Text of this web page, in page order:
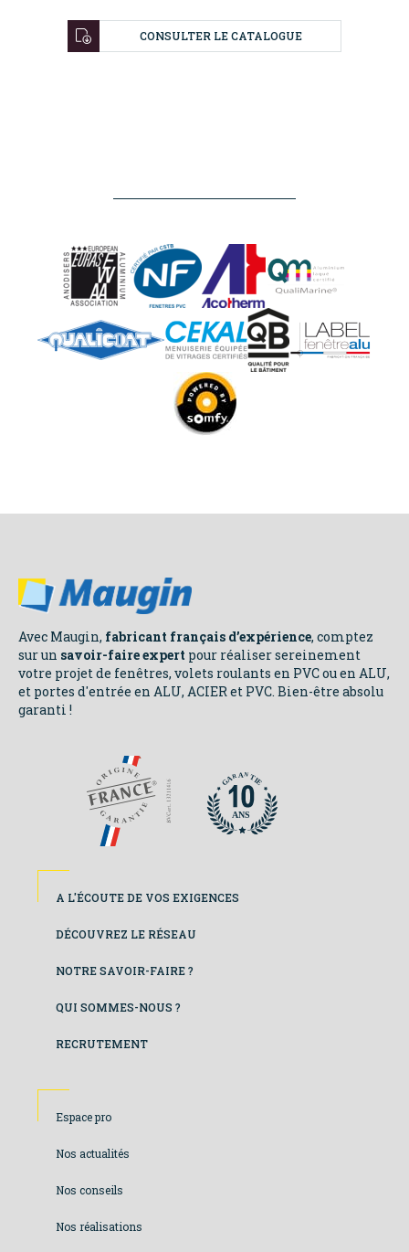
CONSEILS
NOS
CONSULTER LE CATALOGUE
Avec Maugin, fabricant français d’expérience, comptez
sur un savoir-faire expert pour réaliser sereinement
votre projet de fenêtres, volets roulants en PVC ou en ALU,
et portes d'entrée en ALU, ACIER et PVC. Bien-être absolu
garanti !
GA TIE
ANS
GAR AN TIE
ANS
Footer
colonne
A L'ÉCOUTE DE VOS EXIGENCES
DÉCOUVREZ LE RÉSEAU
NOTRE SAVOIR-FAIRE ?
QUI SOMMES-NOUS ?
RECRUTEMENT
Footer
colonne
Espace pro
Nos actualités
Nos conseils
Nos réalisations